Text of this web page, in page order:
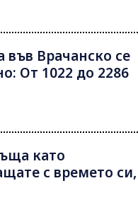
във Врачанско се
От 1022 до 2286
като
с времето си,